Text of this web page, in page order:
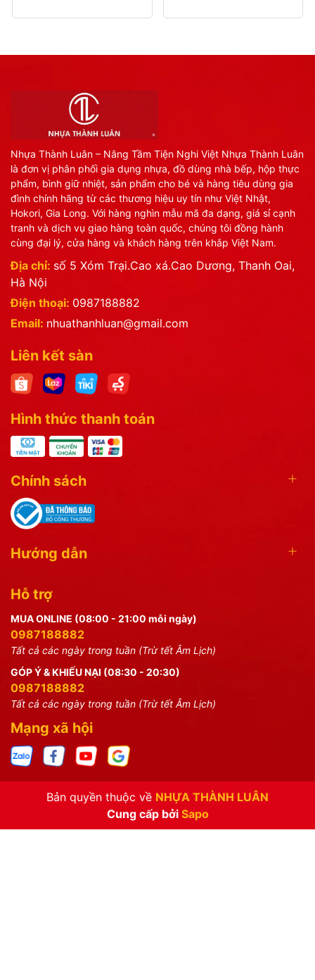
Nhựa Thành Luân – Nâng Tầm Tiện Nghi Việt Nhựa Thành Luân
là đơn vị phân phối gia dụng nhựa, đồ dùng nhà bếp, hộp thực
phẩm, bình giữ nhiệt, sản phẩm cho bé và hàng tiêu dùng gia
đình chính hãng từ các thương hiệu uy tín như Việt Nhật,
Hokori, Gia Long. Với hàng nghìn mẫu mã đa dạng, giá sỉ cạnh
tranh và dịch vụ giao hàng toàn quốc, chúng tôi đồng hành
cùng đại lý, cửa hàng và khách hàng trên khắp Việt Nam.
Địa chỉ: số 5 Xóm Trại.Cao xá.Cao Dương, Thanh Oai,
Hà Nội
Điện thoại: 0987188882
Email: nhuathanhluan@gmail.com
Liên kết sàn
Hình thức thanh toán
Chính sách
Hướng dẫn
Hỗ trợ
MUA ONLINE (08:00 - 21:00 mỗi ngày)
0987188882
Tất cả các ngày trong tuần (Trừ tết Âm Lịch)
GÓP Ý & KHIẾU NẠI (08:30 - 20:30)
0987188882
Tất cả các ngày trong tuần (Trừ tết Âm Lịch)
Mạng xã hội
Bản quyền thuộc về NHỰA THÀNH LUÂN
Cung cấp bởi Sapo